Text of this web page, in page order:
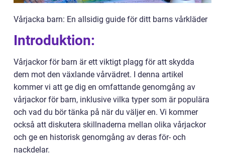
Vårjacka barn: En allsidig guide för ditt barns vårkläder
Introduktion:
Vårjackor för barn är ett viktigt plagg för att skydda
dem mot den växlande vårvädret. I denna artikel
kommer vi att ge dig en omfattande genomgång av
vårjackor för barn, inklusive vilka typer som är populära
och vad du bör tänka på när du väljer en. Vi kommer
också att diskutera skillnaderna mellan olika vårjackor
och ge en historisk genomgång av deras för- och
nackdelar.